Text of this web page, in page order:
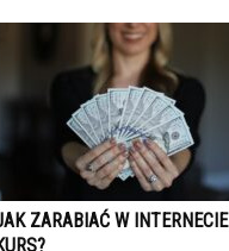
ZARABIAĆ W INTERNECIE